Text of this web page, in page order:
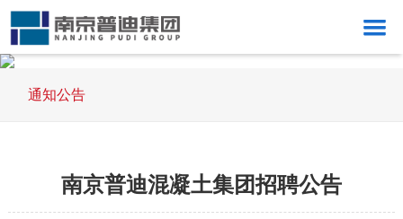
党群工作
通知公告
南京普迪混凝土集团招聘公告